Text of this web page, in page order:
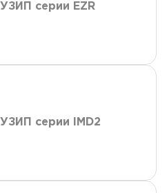
УЗИП серии EZR
УЗИП серии IMD2